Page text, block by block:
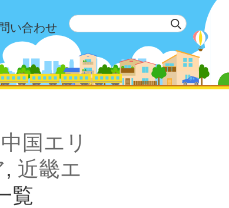
い合わせ
中国エリ
, 近畿エ
覧